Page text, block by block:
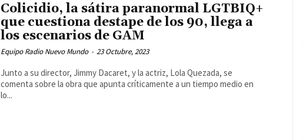
Colicidio, la sátira paranormal LGTBIQ+
que cuestiona destape de los 90, llega a
los escenarios de GAM
Equipo Radio Nuevo Mundo - 23 Octubre, 2023
Junto a su director, Jimmy Dacaret, y la actriz, Lola Quezada, se
comenta sobre la obra que apunta críticamente a un tiempo medio en
lo...